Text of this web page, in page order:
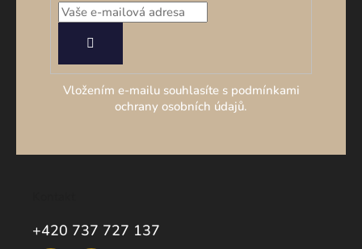
SE
Vložením e-mailu souhlasíte s podmínkami
ochrany osobních údajů.
+420 737 727 137